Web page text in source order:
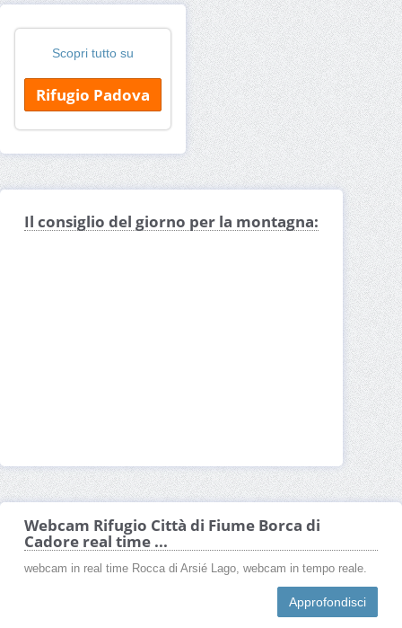
Scopri tutto su
Rifugio Padova
Il consiglio del giorno per la montagna:
Webcam Rifugio Città di Fiume Borca di
Cadore real time ...
webcam in real time Rocca di Arsié Lago, webcam in tempo reale.
Approfondisci